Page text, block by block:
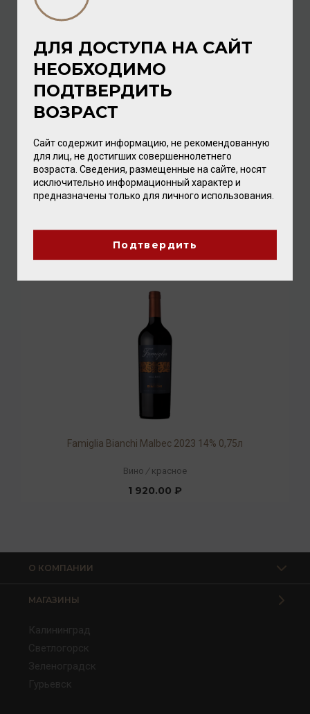
Elsa Bianchi Cabernet Sauvignon 2023 14% 0,75л
1 456.00 ₽
Famiglia Bianchi Malbec 2023 14% 0,75л
Вино / красное
1 920.00 ₽
О КОМПАНИИ
МАГАЗИНЫ
Калининград
Светлогорск
Зеленоградск
Гурьевск
ДЛЯ ДОСТУПА НА САЙТ
НЕОБХОДИМО
ПОДТВЕРДИТЬ
ВОЗРАСТ
Сайт содержит информацию, не рекомендованную
для лиц, не достигших совершеннолетнего
возраста. Сведения, размещенные на сайте, носят
исключительно информационный характер и
предназначены только для личного использования.
Подтвердить